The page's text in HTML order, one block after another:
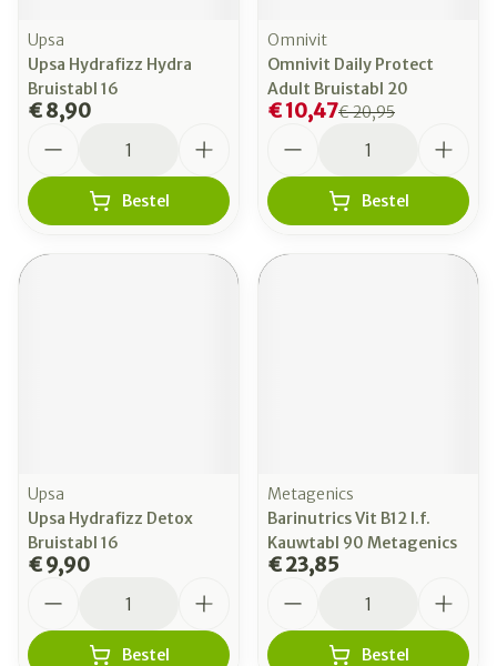
Upsa
Upsa Hydrafizz Hydra
Bruistabl 16
€ 8,90
Bestel
Omnivit
Omnivit Daily Protect
Adult Bruistabl 20
€ 20,95
€ 10,47
Bestel
Upsa
Upsa Hydrafizz Detox
Bruistabl 16
€ 9,90
Bestel
Metagenics
Barinutrics Vit B12 I.f.
Kauwtabl 90 Metagenics
€ 23,85
Bestel